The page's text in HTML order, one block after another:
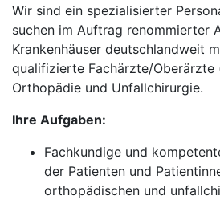
Wir sind ein spezialisierter
suchen im Auftrag renommierter
Krankenhäuser deutschlandweit
qualifizierte Fachärzte/
Orthopädie und Unfallchirurgie.
Ihre Aufgaben:
Fachkundige und
der Patienten und
orthopädischen und